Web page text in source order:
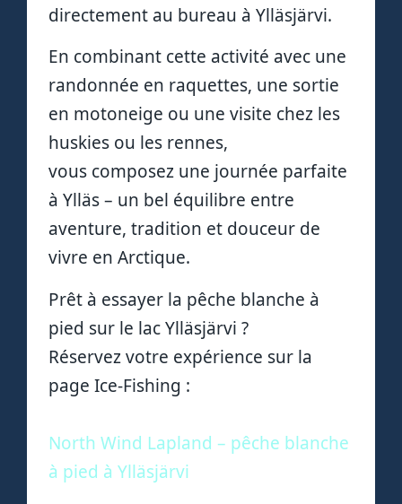
directement au bureau à Ylläsjärvi.
En combinant cette activité avec une
randonnée en raquettes, une sortie
en motoneige ou une visite chez les
huskies ou les rennes,
vous composez une journée parfaite
à Ylläs – un bel équilibre entre
aventure, tradition et douceur de
vivre en Arctique.
Prêt à essayer la pêche blanche à
pied sur le lac Ylläsjärvi ?
Réservez votre expérience sur la
page Ice-Fishing :
North Wind Lapland – pêche blanche
à pied à Ylläsjärvi